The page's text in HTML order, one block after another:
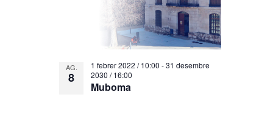
AG.
8
Muboma
1 febrer 2022 / 10:00 -31 desembre
2030 / 16:00